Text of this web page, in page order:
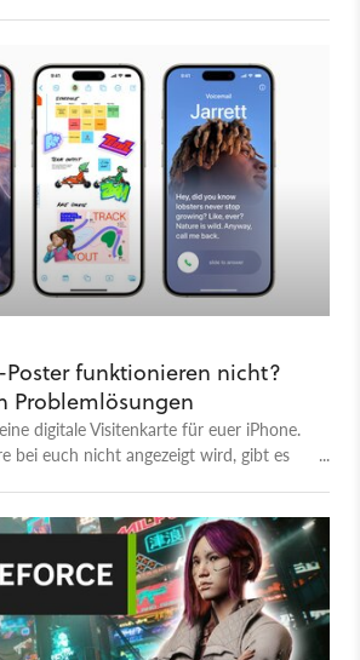
Poster funktionieren nicht?
Problemlösungen
digitale Visitenkarte für euer iPhone.
bei euch nicht angezeigt wird, gibt es